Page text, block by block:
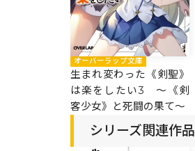
オーバーラップ文庫
生まれ変わった《剣聖》
は楽をしたい3 ～《剣
客少女》と死闘の果て～
シリーズ関連作品